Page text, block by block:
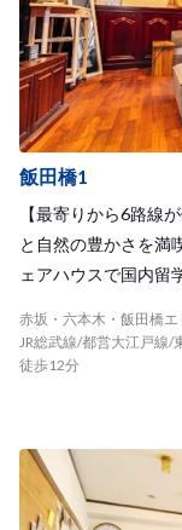
飯田橋1
【最寄りから6路線
と自然の豊かさを満
ェアハウスで国内留
赤坂・六本木・飯田橋エ
JR総武線/都営大江戸線
徒歩12分